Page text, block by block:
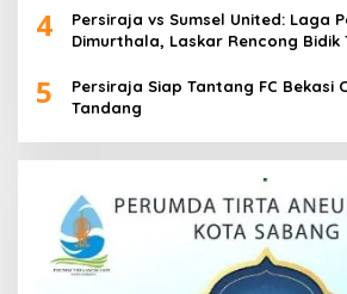
4
Persiraja vs Sumsel United: Laga
Dimurthala, Laskar Rencong Bidik
5
Persiraja Siap Tantang FC Bekasi
Tandang